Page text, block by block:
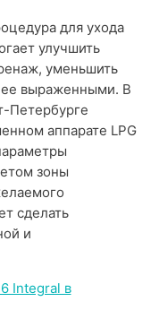
для ухода
улучшить
уменьшить
выраженными. В
Петербурге
аппарате LPG
зоны
сделать
и